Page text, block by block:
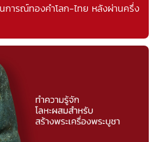
การณ์ทองคำโลก-ไทย หลังผ่านครึ่ง